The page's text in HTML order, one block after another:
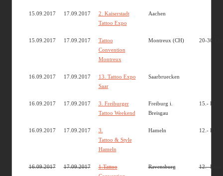
15.09.2017 17.09.2017
2. Kaiserstadt
Tattoo Expo
Aachen
15.09.2017 17.09.2017
Tattoo
Convention
Montreux
Montreux (CH) 20-30
16.09.2017 17.09.2017
13. Tattoo Expo
Saar
Saarbruecken
16.09.2017 17.09.2017
3. Freiburger
Tattoo Weekend
Freiburg i.
Breisgau
15.- EUR
16.09.2017 17.09.2017
3.
Tattoo & Style
Hameln
Hameln 12.- EUR
16.09.2017 17.09.2017
1.Tattoo
Ravensburg 12.- EUR